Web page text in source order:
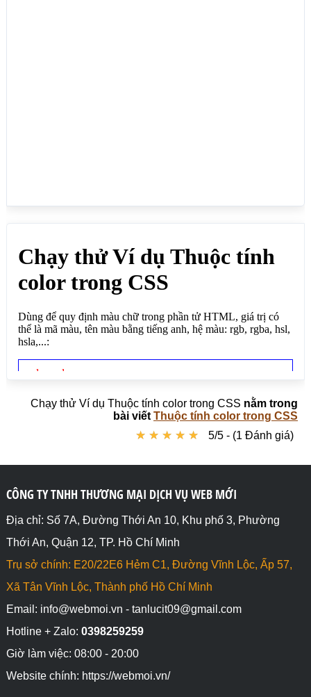
</body>
</html>
Chạy thử Ví dụ Thuộc tính color trong CSS nằm trong
bài viết Thuộc tính color trong CSS
★ ★ ★ ★ ★
★ ★ ★ ★ ★ 5/5 - (1 Đánh giá)
CÔNG TY TNHH THƯƠNG MẠI DỊCH VỤ WEB MỚI
Địa chỉ: Số 7A, Đường Thới An 10, Khu phố 3, Phường
Thới An, Quận 12, TP. Hồ Chí Minh
Trụ sở chính: E20/22E6 Hẻm C1, Đường Vĩnh Lộc, Ấp 57,
Xã Tân Vĩnh Lộc, Thành phố Hồ Chí Minh
Email: info@webmoi.vn - tanlucit09@gmail.com
Hotline + Zalo: 0398259259
Giờ làm việc: 08:00 - 20:00
Website chính: https://webmoi.vn/